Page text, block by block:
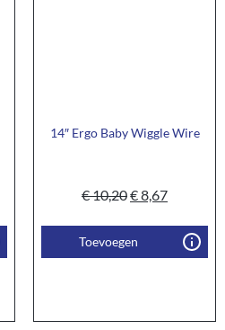
14″ Ergo Baby Wiggle Wire
€10,20€8,67
Toevoegen